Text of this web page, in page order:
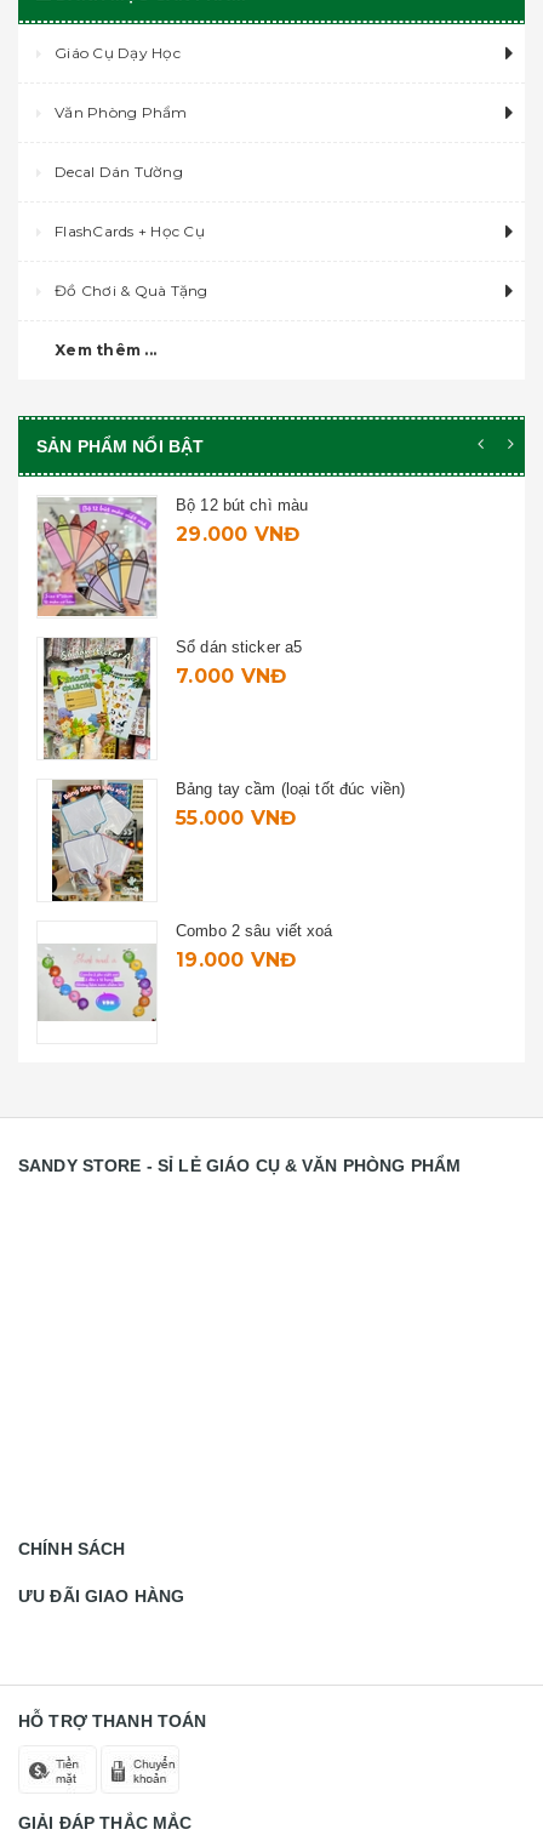
Giáo Cụ Dạy Học
Văn Phòng Phẩm
Decal Dán Tường
FlashCards + Học Cụ
Đồ Chơi & Quà Tặng
Xem thêm ...
SẢN PHẨM NỔI BẬT
Bộ 12 bút chì màu
29.000 VNĐ
Sổ dán sticker a5
7.000 VNĐ
Bảng tay cầm (loại tốt đúc viền)
55.000 VNĐ
Combo 2 sâu viết xoá
19.000 VNĐ
SANDY STORE - SỈ LẺ GIÁO CỤ & VĂN PHÒNG PHẨM
CHÍNH SÁCH
ƯU ĐÃI GIAO HÀNG
HỖ TRỢ THANH TOÁN
GIẢI ĐÁP THẮC MẮC